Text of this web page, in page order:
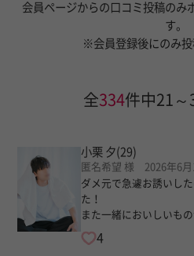
会員ページからの口コミ投稿のみ
す。
※会員登録後にのみ投
全334件中21～
小栗 夕(29)
匿名希望 様 2026年6月
ダメ元で急遽お誘いし
た！
また一緒においしいも
4